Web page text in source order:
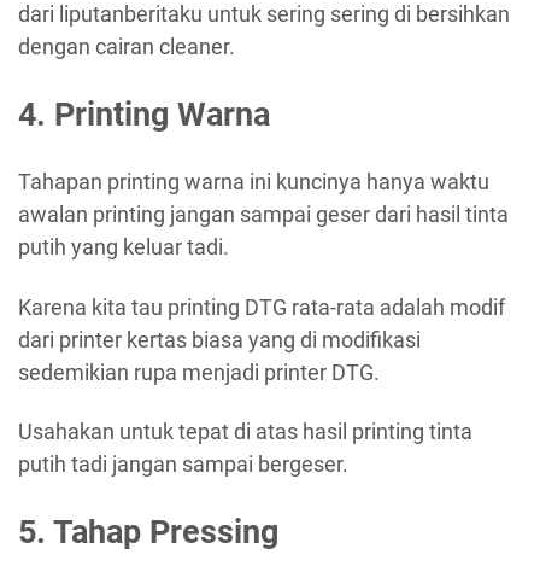
dari liputanberitaku untuk sering sering di bersihkan
dengan cairan cleaner.
4. Printing Warna
Tahapan printing warna ini kuncinya hanya waktu
awalan printing jangan sampai geser dari hasil tinta
putih yang keluar tadi.
Karena kita tau printing DTG rata-rata adalah modif
dari printer kertas biasa yang di modifikasi
sedemikian rupa menjadi printer DTG.
Usahakan untuk tepat di atas hasil printing tinta
putih tadi jangan sampai bergeser.
5. Tahap Pressing